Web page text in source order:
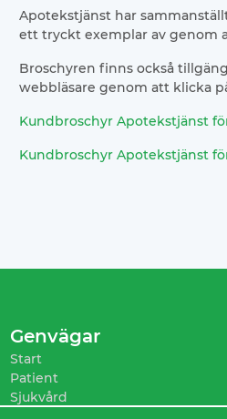
Apotekstjänst har
ett tryckt exemplar av genom
Broschyren finns också
webbläsare genom att klicka
Kundbroschyr Apotekstjänst
Kundbroschyr Apotekstjänst
Genvägar
Start
Patient
Sjukvård